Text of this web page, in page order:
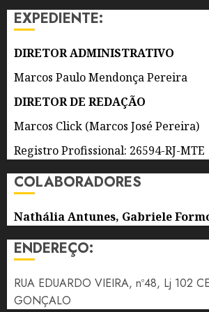
DE
7 DE
AGOSTO
0
EXPEDIENTE:
DIRETOR ADMINISTRATIVO
Marcos Paulo Mendonça Pereira
DIRETOR DE REDAÇÃO
Marcos Click (Marcos José Pereira)
Registro Profissional: 26594-RJ-MTE
COLABORADORES
Nathália Antunes, Gabriele
ENDEREÇO:
RUA EDUARDO VIEIRA, nº48, Lj 102
GONÇALO